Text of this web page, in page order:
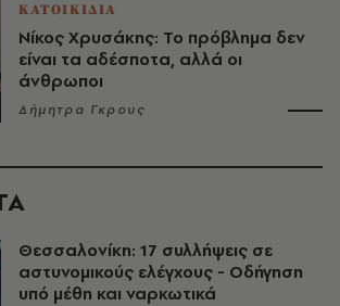
ΚΑΤΟΙΚΙΔΙΑ
Νίκος Χρυσάκης: Το πρόβλημα δεν
είναι τα αδέσποτα, αλλά οι
άνθρωποι
Δήμητρα Γκρους
Θεσσαλονίκη: 17 συλλήψεις σε
αστυνομικούς ελέγχους - Οδήγηση
υπό μέθη και ναρκωτικά